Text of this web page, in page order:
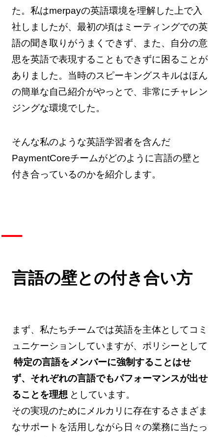
た。私はmerpayの英語環境を理解した上で入
社しましたが、最初の頃はミーティングでの英
語の聞き取りがうまくできず、また、自分の意
思を英語で表現することもできずに困ることが
ありました。当時のスピーキングスキルはほん
の簡単な自己紹介がやっとで、非常にチャレン
ジングな環境でした。
そんな私のような英語学習者を含んだ
PaymentCoreチームがどのように言語の壁と
付き合っているのかを紹介します。
言語の壁との付き合い方
まず、私たちチームでは英語を主体としてコミ
ュニケーションしていますが、ポリシーとして
特定の言語をメンバーに強制することはせ
ず、それぞれの言語でもパフォーマンスが出せ
ることを理想 としています。
その実現のためにメルカリに存在するさまざま
なサポートを活用しながら日々の業務に当たっ